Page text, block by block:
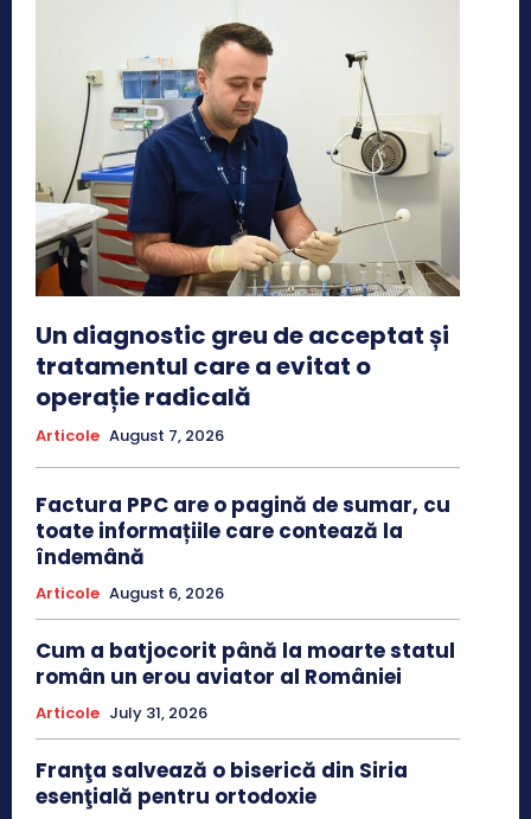
Un diagnostic greu de acceptat și
tratamentul care a evitat o
operație radicală
Articole August 7, 2026
Factura PPC are o pagină de sumar, cu
toate informațiile care contează la
îndemână
Articole August 6, 2026
Cum a batjocorit până la moarte statul
român un erou aviator al României
Articole July 31, 2026
Franţa salvează o biserică din Siria
esenţială pentru ortodoxie